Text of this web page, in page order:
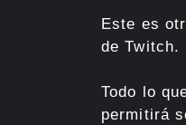
Este es
de Twitch.
Todo lo
permitirá